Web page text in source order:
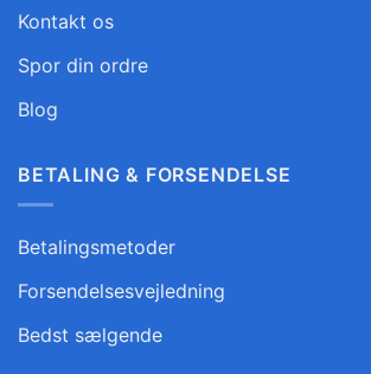
Kontakt os
Spor din ordre
Blog
BETALING & FORSENDELSE
Betalingsmetoder
Forsendelsesvejledning
Bedst sælgende